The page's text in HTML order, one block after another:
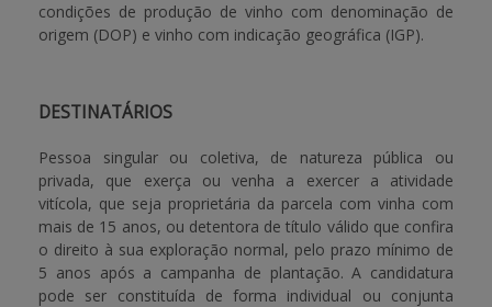
condições de produção de vinho com denominação de
origem (DOP) e vinho com indicação geográfica (IGP).
DESTINATÁRIOS
Pessoa singular ou coletiva, de natureza pública ou
privada, que exerça ou venha a exercer a atividade
vitícola, que seja proprietária da parcela com vinha com
mais de 15 anos, ou detentora de título válido que confira
o direito à sua exploração normal, pelo prazo mínimo de
5 anos após a campanha de plantação. A candidatura
pode ser constituída de forma individual ou conjunta